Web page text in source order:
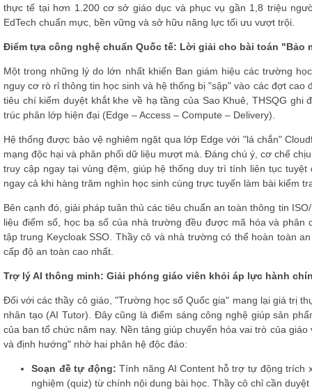
thực tế tại hơn 1.200 cơ sở giáo dục và phục vụ gần 1,8 triệu
EdTech chuẩn mực, bền vững và sở hữu năng lực tối ưu vượt trội.
Điểm tựa công nghệ chuẩn Quốc tế: Lời giải cho bài toán "Bảo
Một trong những lý do lớn nhất khiến Ban giám hiệu các trường
nguy cơ rò rỉ thông tin học sinh và hệ thống bị "sập" vào các đợt
tiêu chí kiểm duyệt khắt khe về hạ tầng của Sao Khuê, THSQG ghi
trúc phân lớp hiện đại (Edge – Access – Compute – Delivery).
Hệ thống được bảo vệ nghiêm ngặt qua lớp Edge với "lá chắn"
mạng độc hại và phân phối dữ liệu mượt mà. Đáng chú ý, cơ chế
truy cập ngay tại vùng đệm, giúp hệ thống duy trì tính liên tục
ngay cả khi hàng trăm nghìn học sinh cùng trực tuyến làm bài kiểm
Bên cạnh đó, giải pháp tuân thủ các tiêu chuẩn an toàn thông tin
liệu điểm số, học bạ số của nhà trường đều được mã hóa và phân
tập trung Keycloak SSO. Thầy cô và nhà trường có thể hoàn toàn
cấp độ an toàn cao nhất.
Trợ lý AI thông minh: Giải phóng giáo viên khỏi áp lực hành
Đối với các thầy cô giáo, "Trường học số Quốc gia" mang lại giá trị
nhân tạo (AI Tutor). Đây cũng là điểm sáng công nghệ giúp sản
của ban tổ chức năm nay. Nền tảng giúp chuyển hóa vai trò của
và định hướng" nhờ hai phân hệ độc đáo:
Soạn đề tự động: Tính năng AI Content hỗ trợ tự động trích
nghiệm (quiz) từ chính nội dung bài học. Thầy cô chỉ cần